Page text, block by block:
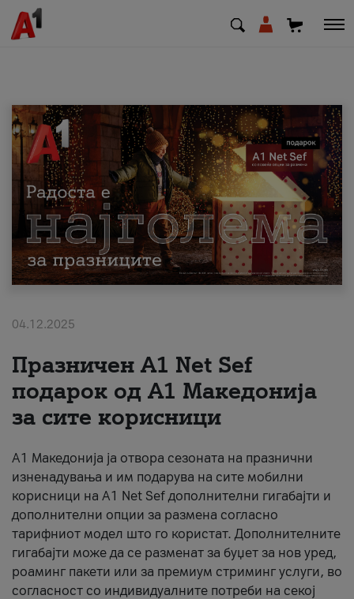
МК EN SQ
Приватни Деловни
Поддршка
Надополни кредит
За нас
#ПодобарОнлајн
04.12.2025
Празничен A1 Net Sеf
подарок од А1 Македонија
за сите корисници
А1 Македонија ја отвора сезоната на празнични
изненадувања и им подарува на сите мобилни
корисници на A1 Net Sef дополнителни гигабајти и
дополнителни опции за размена согласно
тарифниот модел што го користат. Дополнителните
гигабајти може да се разменат за буџет за нов уред,
роаминг пакети или за премиум стриминг услуги, во
согласност со индивидуалните потреби на секој